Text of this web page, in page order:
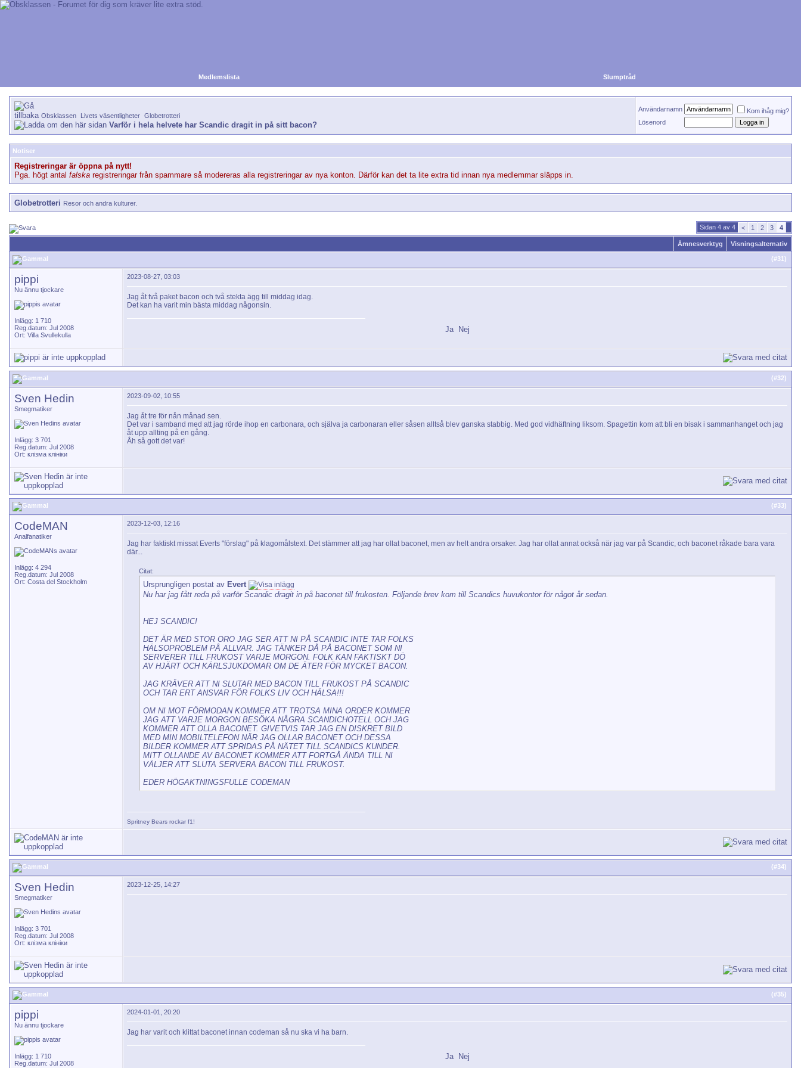
Medlemslista Slumptråd
Obsklassen Livets väsentligheter Globetrotteri
Varför i hela helvete har Scandic dragit in på sitt bacon?
Användarnamn
Kom ihåg mig?
Lösenord
Notiser
Registreringar är öppna på nytt!
Pga. högt antal falska registreringar från spammare så modereras alla registreringar av nya konton. Därför kan det ta lite extra tid innan nya medlemmar släpps in.
Globetrotteri Resor och andra kulturer.
Sidan 4 av 4 < 1 2 3 4
Ämnesverktyg Visningsalternativ
(#31)
pippi
Nu ännu tjockare
Inlägg: 1 710
Reg.datum: Jul 2008
Ort: Villa Svullekulla
2023-08-27, 03:03
Jag åt två paket bacon och två stekta ägg till middag idag.
Det kan ha varit min bästa middag någonsin.
Ja Nej
(#32)
Sven Hedin
Smegmatiker
Inlägg: 3 701
Reg.datum: Jul 2008
Ort: клізма клініки
2023-09-02, 10:55
Jag åt tre för nån månad sen.
Det var i samband med att jag rörde ihop en carbonara, och själva ja carbonaran eller såsen alltså blev ganska stabbig. Med god vidhäftning liksom. Spagettin kom att bli en bisak i sammanhanget och jag
åt upp allting på en gång.
Åh så gott det var!
(#33)
CodeMAN
Analfanatiker
Inlägg: 4 294
Reg.datum: Jul 2008
Ort: Costa del Stockholm
2023-12-03, 12:16
Jag har faktiskt missat Everts "förslag" på klagomålstext. Det stämmer att jag har ollat baconet, men av helt andra orsaker. Jag har ollat annat också när jag var på Scandic, och baconet råkade bara vara
där...
Citat:
Ursprungligen postat av Evert
Nu har jag fått reda på varför Scandic dragit in på baconet till frukosten. Följande brev kom till Scandics huvukontor för något år sedan.
HEJ SCANDIC!
DET ÄR MED STOR ORO JAG SER ATT NI PÅ SCANDIC INTE TAR FOLKS
HÄLSOPROBLEM PÅ ALLVAR. JAG TÄNKER DÅ PÅ BACONET SOM NI
SERVERER TILL FRUKOST VARJE MORGON. FOLK KAN FAKTISKT DÖ
AV HJÄRT OCH KÄRLSJUKDOMAR OM DE ÄTER FÖR MYCKET BACON.
JAG KRÄVER ATT NI SLUTAR MED BACON TILL FRUKOST PÅ SCANDIC
OCH TAR ERT ANSVAR FÖR FOLKS LIV OCH HÄLSA!!!
OM NI MOT FÖRMODAN KOMMER ATT TROTSA MINA ORDER KOMMER
JAG ATT VARJE MORGON BESÖKA NÅGRA SCANDICHOTELL OCH JAG
KOMMER ATT OLLA BACONET. GIVETVIS TAR JAG EN DISKRET BILD
MED MIN MOBILTELEFON NÄR JAG OLLAR BACONET OCH DESSA
BILDER KOMMER ATT SPRIDAS PÅ NÄTET TILL SCANDICS KUNDER.
MITT OLLANDE AV BACONET KOMMER ATT FORTGÅ ÄNDA TILL NI
VÄLJER ATT SLUTA SERVERA BACON TILL FRUKOST.
EDER HÖGAKTNINGSFULLE CODEMAN
Spritney Bears rockar f1!
(#34)
Sven Hedin
Smegmatiker
Inlägg: 3 701
Reg.datum: Jul 2008
Ort: клізма клініки
2023-12-25, 14:27
(#35)
pippi
Nu ännu tjockare
Inlägg: 1 710
Reg.datum: Jul 2008
2024-01-01, 20:20
Jag har varit och klittat baconet innan codeman så nu ska vi ha barn.
Ja Nej